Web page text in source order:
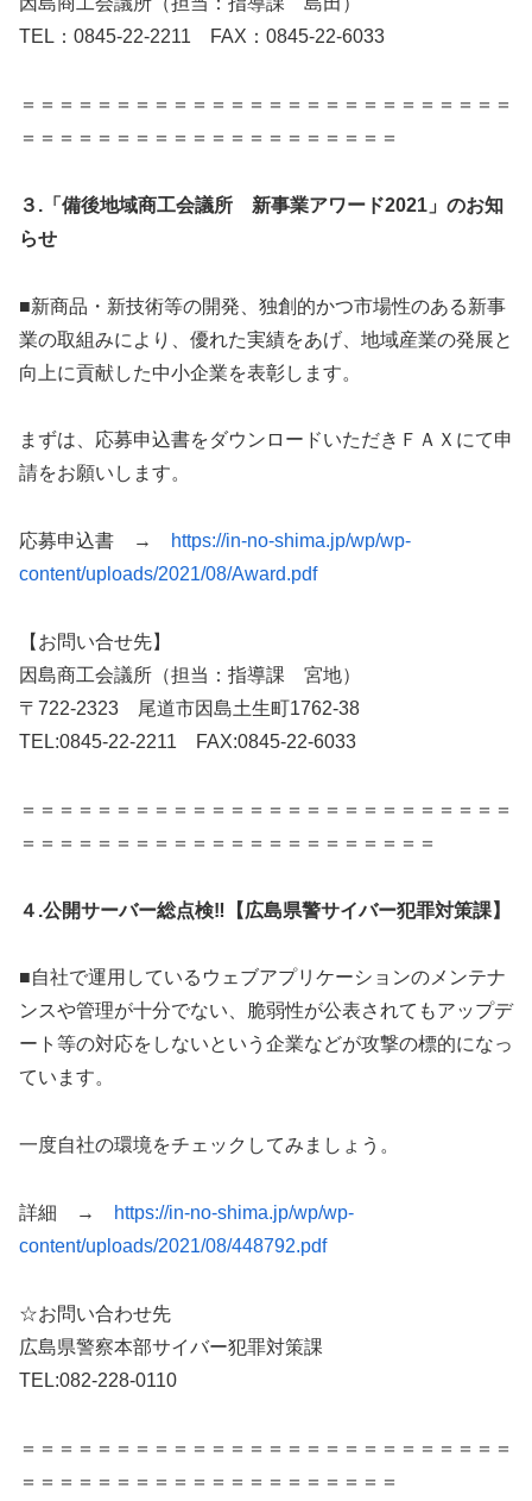
TEL：0845-22-2211 FAX：0845-22-6033
＝＝＝＝＝＝＝＝＝＝＝＝＝＝＝＝＝＝＝＝＝＝＝＝＝＝
＝＝＝＝＝＝＝＝＝＝＝＝＝＝＝＝＝＝＝＝
３.「備後地域商工会議所 新事業アワード2021」のお知
らせ
■新商品・新技術等の開発、独創的かつ市場性のある新事
業の取組みにより、優れた実績をあげ、地域産業の発展と
向上に貢献した中小企業を表彰します。
まずは、応募申込書をダウンロードいただきＦＡＸにて申
請をお願いします。
応募申込書 →
https://in-no-shima.jp/wp/wp-
content/uploads/2021/08/Award.pdf
【お問い合せ先】
因島商工会議所（担当：指導課 宮地）
〒722-2323 尾道市因島土生町1762-38
TEL:0845-22-2211 FAX:0845-22-6033
＝＝＝＝＝＝＝＝＝＝＝＝＝＝＝＝＝＝＝＝＝＝＝＝＝＝
＝＝＝＝＝＝＝＝＝＝＝＝＝＝＝＝＝＝＝＝＝＝
４.公開サーバー総点検‼【広島県警サイバー犯罪対策課】
■自社で運用しているウェブアプリケーションのメンテナ
ンスや管理が十分でない、脆弱性が公表されてもアップデ
ート等の対応をしないという企業などが攻撃の標的になっ
ています。
一度自社の環境をチェックしてみましょう。
詳細 →
https://in-no-shima.jp/wp/wp-
content/uploads/2021/08/448792.pdf
☆お問い合わせ先
広島県警察本部サイバー犯罪対策課
TEL:082-228-0110
＝＝＝＝＝＝＝＝＝＝＝＝＝＝＝＝＝＝＝＝＝＝＝＝＝＝
＝＝＝＝＝＝＝＝＝＝＝＝＝＝＝＝＝＝＝＝